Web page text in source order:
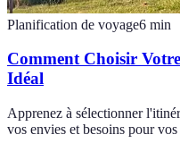
Planification de voyage6 min
Comment Choisir
Idéal
Apprenez à sélectionner
vos envies et besoins pour